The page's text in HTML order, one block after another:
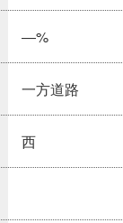
―%
一方道路
西